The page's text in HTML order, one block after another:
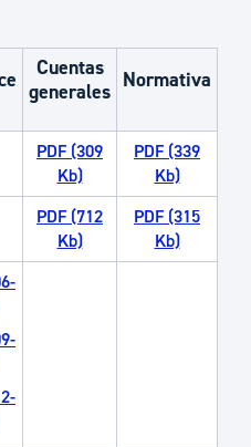
oficiales
Cuentas
generales Normativa
PDF (309
Kb)
PDF (339
Kb)
PDF (712
Kb)
PDF (315
Kb)